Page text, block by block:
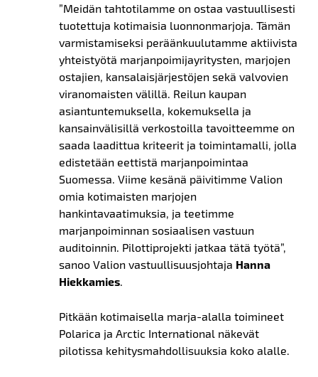
”Meidän tahtotilamme on ostaa vastuullisesti
tuotettuja kotimaisia luonnonmarjoja. Tämän
varmistamiseksi peräänkuulutamme aktiivista
yhteistyötä marjanpoimijayritysten, marjojen
ostajien, kansalaisjärjestöjen sekä valvovien
viranomaisten välillä. Reilun kaupan
asiantuntemuksella, kokemuksella ja
kansainvälisillä verkostoilla tavoitteemme on
saada laadittua kriteerit ja toimintamalli, jolla
edistetään eettistä marjanpoimintaa
Suomessa. Viime kesänä päivitimme Valion
omia kotimaisten marjojen
hankintavaatimuksia, ja teetimme
marjanpoiminnan sosiaalisen vastuun
auditoinnin. Pilottiprojekti jatkaa tätä työtä”,
sanoo Valion vastuullisuusjohtaja Hanna
Hiekkamies.
Pitkään kotimaisella marja-alalla toimineet
Polarica ja Arctic International näkevät
pilotissa kehitysmahdollisuuksia koko alalle.